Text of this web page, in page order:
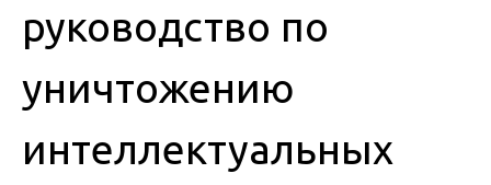
руководство по
уничтожению
интеллектуальных